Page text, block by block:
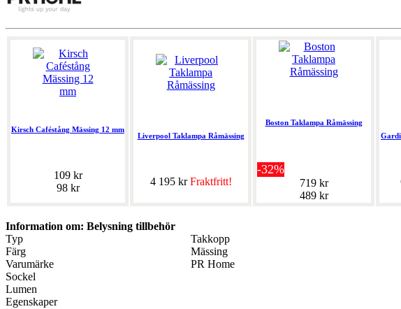
Kirsch Caféstång Mässing 12 mm
109 kr
98 kr
Liverpool Taklampa Råmässing
4 195 krFraktfritt!
Boston Taklampa Råmässing
-32%
719 kr
489 kr
Information om: Belysning tillbehör
Typ
Takkopp
Färg
Mässing
Varumärke
PR Home
Sockel
Lumen
Egenskaper